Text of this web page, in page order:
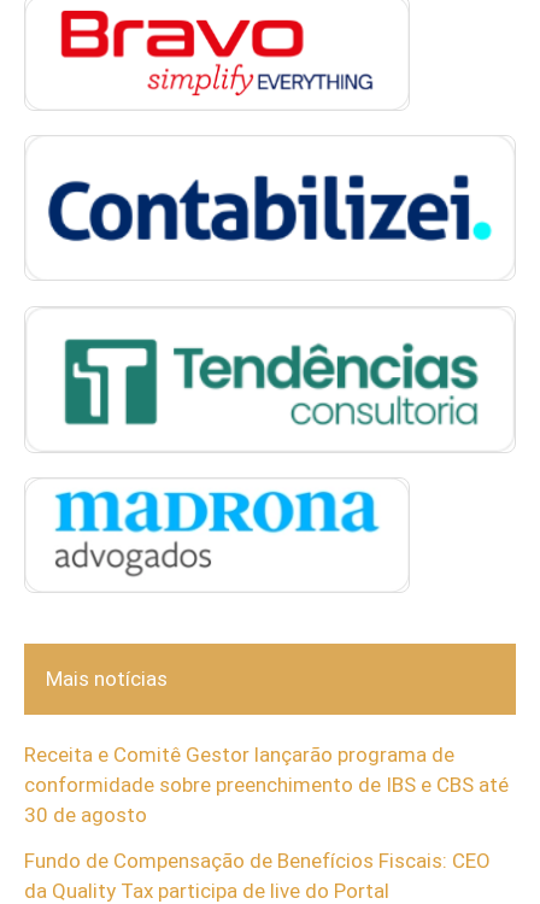
Mais notícias
Receita e Comitê Gestor lançarão programa de
conformidade sobre preenchimento de IBS e CBS até
30 de agosto
Fundo de Compensação de Benefícios Fiscais: CEO
da Quality Tax participa de live do Portal